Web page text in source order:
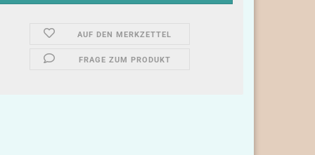
AUF DEN MERKZETTEL
FRAGE ZUM PRODUKT